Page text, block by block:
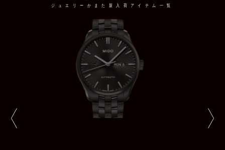
ジュエリーかまた新入荷アイテム一覧